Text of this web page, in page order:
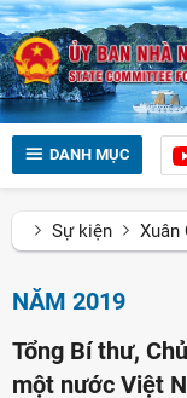
DANH MỤC
Sự kiện Xuân
NĂM 2019
Tổng Bí thư,
một nước Việt